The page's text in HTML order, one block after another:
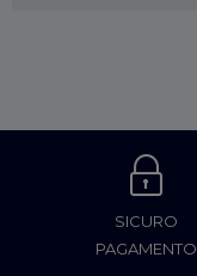
SICURO
PAGAMENTO